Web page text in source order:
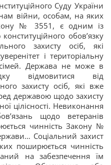
Суду України
війни, особам, на яких
№ 3551, є одним із
обов’язку
захисту осіб, які
і територіальну
сімей. Держава не може в
відмовитися від
захисту осіб, які вже
державою щодо захисту
цілісності. Невиконання
щодо ветеранів
чинність Закону №
Соціальний захист
поширюється чинність
на забезпечення їм